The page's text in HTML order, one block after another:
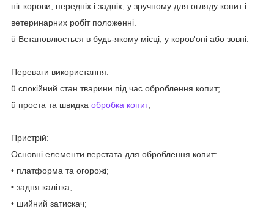
ніг корови, передніх і задніх, у зручному для огляду копит і
ветеринарних робіт положенні.
ü Встановлюється в будь-якому місці, у коров'оні або зовні.
Переваги використання:
ü спокійний стан тварини під час оброблення копит;
ü проста та швидка обробка копит;
Пристрій:
Основні елементи верстата для оброблення копит:
• платформа та огорожі;
• задня калітка;
• шийний затискач;